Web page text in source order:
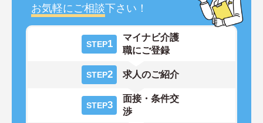
お気軽にご相談下さい！
STEP1
マイナビ介護
職にご登録
STEP2 求人のご紹介
STEP3
面接・条件交
渉